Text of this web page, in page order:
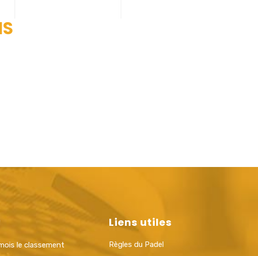
le classement
Liens utiles
Règles du Padel